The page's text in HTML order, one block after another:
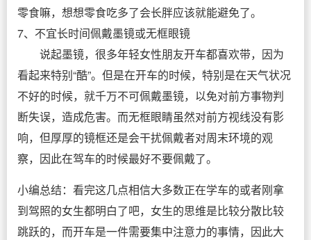
零食嘛，想想零食吃多了会长胖应该就能避免了。
7、不宜长时间佩戴墨镜或无框眼镜
说起墨镜，很多年轻女性朋友开车都喜欢带，因为
看起来特别“酷”。但是在开车的时候，特别是在天气状况
不好的时候，就千万不可佩戴墨镜，以免对前方事物判
断失误，造成危害。而无框眼睛虽然对前方视线没有影
响，但厚厚的镜框还是会干扰佩戴者对周末环境的观
察，因此在驾车的时候最好不要佩戴了。
小编总结：看完这几点相信大多数正在学车的或者刚拿
到驾照的女生都明白了吧，女生的思维是比较分散比较
跳跃的，而开车是一件需要集中注意力的事情，因此大